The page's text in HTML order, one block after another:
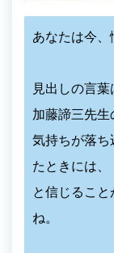
あなたは今、
見出しの言
加藤諦三先生
気持ちが落ち
たときには、
と信じるこ
ね。